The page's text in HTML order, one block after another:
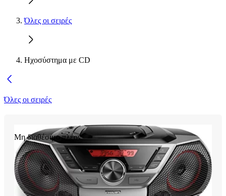
Όλες οι σειρές
Ηχοσύστημα με CD
Όλες οι σειρές
Μη διαθέσιμο πλέον